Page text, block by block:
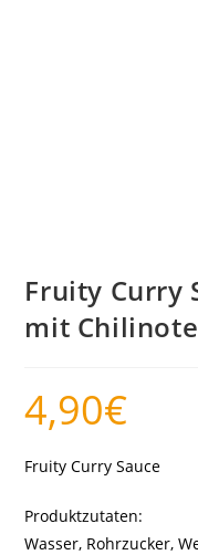
Fruity Curry
mit
4,90€
Fruity Curry Sauce
Produktzutaten:
Wasser, Rohrzucker,